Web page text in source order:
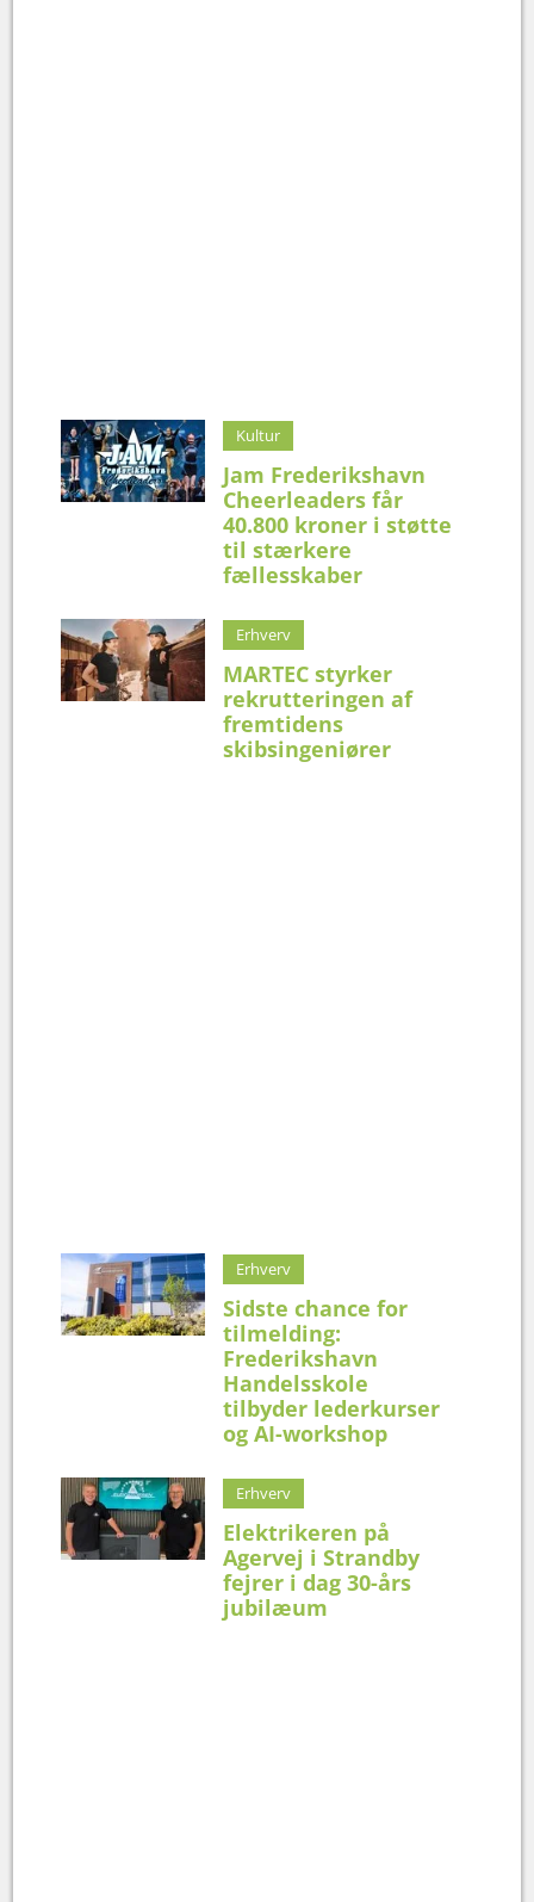
Kultur
Jam Frederikshavn
Cheerleaders får
40.800 kroner i støtte
til stærkere
fællesskaber
Erhverv
MARTEC styrker
rekrutteringen af
fremtidens
skibsingeniører
Erhverv
Sidste chance for
tilmelding:
Frederikshavn
Handelsskole
tilbyder lederkurser
og AI-workshop
Erhverv
Elektrikeren på
Agervej i Strandby
fejrer i dag 30-års
jubilæum